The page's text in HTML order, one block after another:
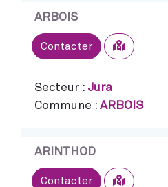
ARBOIS
Contacter
Secteur : Jura
Commune : ARBOIS
ARINTHOD
Contacter